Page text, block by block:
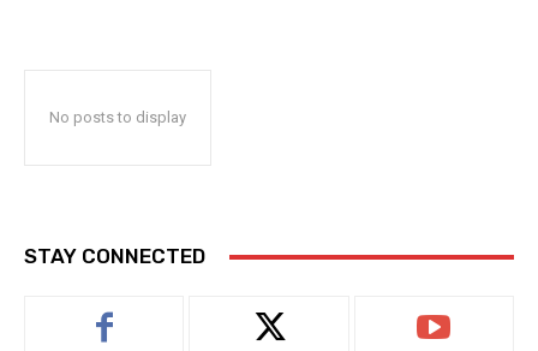
No posts to display
STAY CONNECTED